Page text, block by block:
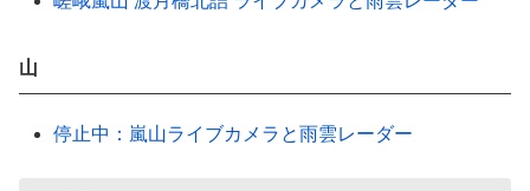
山
停止中：嵐山ライブカメラと雨雲レーダー